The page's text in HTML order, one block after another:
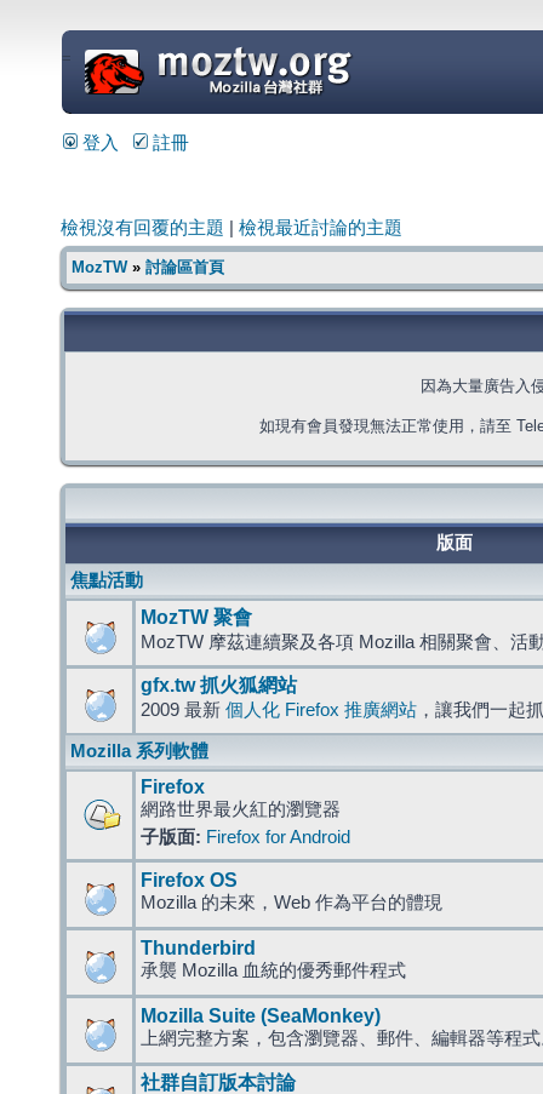
=
登入 註冊
檢視沒有回覆的主題 檢視最近討論的主題
MozTW» 討論區首頁
因為大量廣告入
如現有會員發現無法正常使用，請至
版面
焦點活動
MozTW 聚會
MozTW 摩茲連續聚及各項 Mozilla 相關聚會、活
gfx.tw 抓火狐網站
2009 最新 個人化 Firefox 推廣網站 ，讓我們一起
Mozilla 系列軟體
Firefox
網路世界最火紅的瀏覽器
子版面: Firefox for Android
Firefox OS
Mozilla 的未來，Web 作為平台的體現
Thunderbird
承襲 Mozilla 血統的優秀郵件程式
Mozilla Suite (SeaMonkey)
上網完整方案，包含瀏覽器、郵件、編輯器等程
社群自訂版本討論